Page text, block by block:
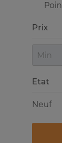
Prix
Etat
Neuf